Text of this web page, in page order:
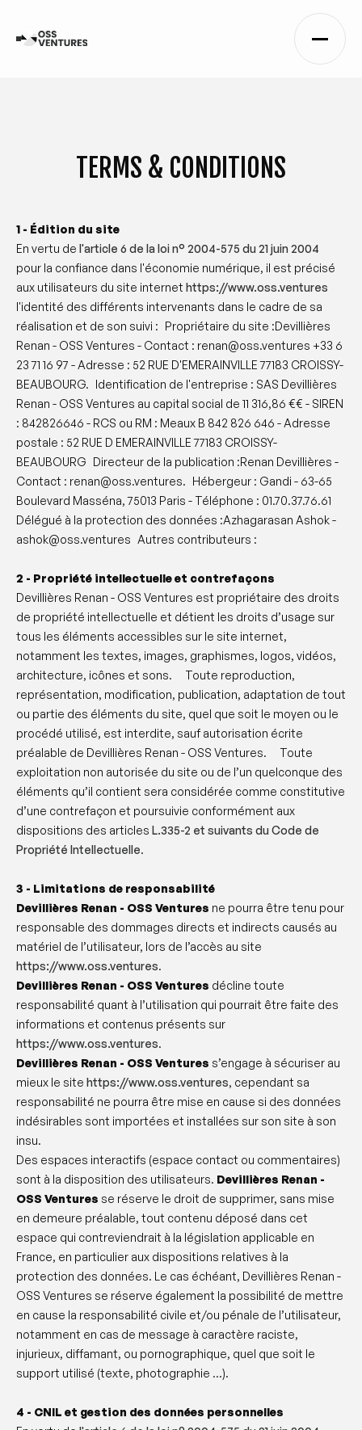
TERMS & CONDITIONS
1 - Édition du site
En vertu de l'article 6 de la loi n° 2004-575 du 21 juin 2004
pour la confiance dans l'économie numérique, il est précisé
aux utilisateurs du site internet https://www.oss.ventures
l'identité des différents intervenants dans le cadre de sa
réalisation et de son suivi : Propriétaire du site :Devillières
Renan - OSS Ventures - Contact : renan@oss.ventures +33 6
23 71 16 97 - Adresse : 52 RUE D'EMERAINVILLE 77183 CROISSY-
BEAUBOURG. Identification de l'entreprise : SAS Devillières
Renan - OSS Ventures au capital social de 11 316,86 €€ - SIREN
: 842826646 - RCS ou RM : Meaux B 842 826 646 - Adresse
postale : 52 RUE D EMERAINVILLE 77183 CROISSY-
BEAUBOURG Directeur de la publication :Renan Devillières -
Contact : renan@oss.ventures. Hébergeur : Gandi - 63-65
Boulevard Masséna, 75013 Paris - Téléphone : 01.70.37.76.61
Délégué à la protection des données :Azhagarasan Ashok -
ashok@oss.ventures Autres contributeurs :
2 - Propriété intellectuelle et contrefaçons
Devillières Renan - OSS Ventures est propriétaire des droits
de propriété intellectuelle et détient les droits d’usage sur
tous les éléments accessibles sur le site internet,
notamment les textes, images, graphismes, logos, vidéos,
architecture, icônes et sons. Toute reproduction,
représentation, modification, publication, adaptation de tout
ou partie des éléments du site, quel que soit le moyen ou le
procédé utilisé, est interdite, sauf autorisation écrite
préalable de Devillières Renan - OSS Ventures. Toute
exploitation non autorisée du site ou de l’un quelconque des
éléments qu’il contient sera considérée comme constitutive
d’une contrefaçon et poursuivie conformément aux
dispositions des articles L.335-2 et suivants du Code de
Propriété Intellectuelle.
3 - Limitations de responsabilité
Devillières Renan - OSS Ventures ne pourra être tenu pour
responsable des dommages directs et indirects causés au
matériel de l’utilisateur, lors de l’accès au site
https://www.oss.ventures.
Devillières Renan - OSS Ventures décline toute
responsabilité quant à l’utilisation qui pourrait être faite des
informations et contenus présents sur
https://www.oss.ventures.
Devillières Renan - OSS Ventures s’engage à sécuriser au
mieux le site https://www.oss.ventures, cependant sa
responsabilité ne pourra être mise en cause si des données
indésirables sont importées et installées sur son site à son
insu.
Des espaces interactifs (espace contact ou commentaires)
sont à la disposition des utilisateurs. Devillières Renan -
OSS Ventures se réserve le droit de supprimer, sans mise
en demeure préalable, tout contenu déposé dans cet
espace qui contreviendrait à la législation applicable en
France, en particulier aux dispositions relatives à la
protection des données. Le cas échéant, Devillières Renan -
OSS Ventures se réserve également la possibilité de mettre
en cause la responsabilité civile et/ou pénale de l’utilisateur,
notamment en cas de message à caractère raciste,
injurieux, diffamant, ou pornographique, quel que soit le
support utilisé (texte, photographie ...).
4 - CNIL et gestion des données personnelles